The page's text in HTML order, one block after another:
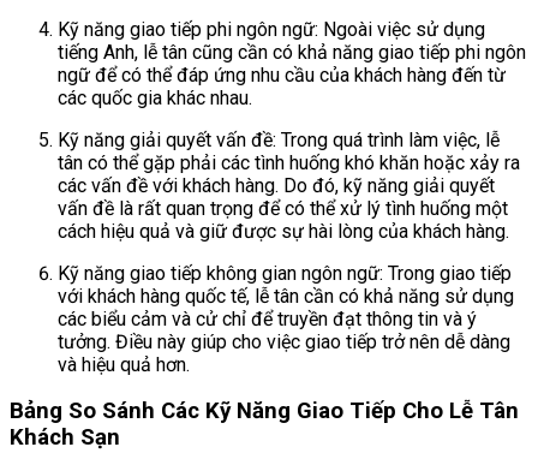
Kỹ năng giao tiếp phi ngôn ngữ: Ngoài việc sử dụng
tiếng Anh, lễ tân cũng cần có khả năng giao tiếp phi ngôn
ngữ để có thể đáp ứng nhu cầu của khách hàng đến từ
các quốc gia khác nhau.
Kỹ năng giải quyết vấn đề: Trong quá trình làm việc, lễ
tân có thể gặp phải các tình huống khó khăn hoặc xảy ra
các vấn đề với khách hàng. Do đó, kỹ năng giải quyết
vấn đề là rất quan trọng để có thể xử lý tình huống một
cách hiệu quả và giữ được sự hài lòng của khách hàng.
Kỹ năng giao tiếp không gian ngôn ngữ: Trong giao tiếp
với khách hàng quốc tế, lễ tân cần có khả năng sử dụng
các biểu cảm và cử chỉ để truyền đạt thông tin và ý
tưởng. Điều này giúp cho việc giao tiếp trở nên dễ dàng
và hiệu quả hơn.
Bảng So Sánh Các Kỹ Năng Giao Tiếp Cho Lễ Tân
Khách Sạn